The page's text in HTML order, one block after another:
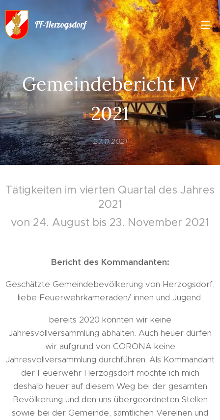
FF-Herzogsdorf
Gemeindebericht IV
2021
23.11.2021
Tätigkeiten im vierten Quartal des Jahres
2021
von 24. August bis 23. November 2021
Bericht des Kommandanten:
Geschätzte Gemeindebevölkerung von Herzogsdorf,
liebe Feuerwehrkameraden/ innen und Jugend,
bereits 2020 konnten wir keine
Jahresvollversammlung abhalten. Auch heuer dürfen
wir aufgrund von CORONA keine
Jahresvollversammlung durchführen. Als Kommandant
der Feuerwehr Herzogsdorf möchte ich mich
deshalb heuer auf diesem Weg bei der gesamten
Bevölkerung und den uns übergeordneten Stellen
sowie bei der Gemeinde, sämtlichen Vereinen und